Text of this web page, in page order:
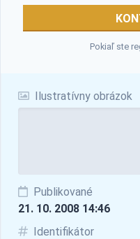
Ilustratívny obrázok
Publikované
21. 10. 2008 14:46
Identifikátor
Pokiaľ ste